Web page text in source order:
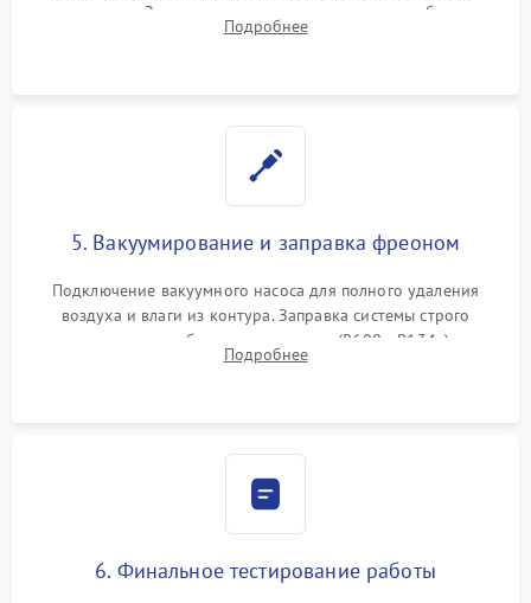
осушителя. Замена изношенных вентиляторов обдува,
сломанных заслонок или поврежденных дверных петель.
Подробнее
5. Вакуумирование и заправка фреоном
Подключение вакуумного насоса для полного удаления
воздуха и влаги из контура. Заправка системы строго
дозированным объемом хладагента (R600a, R134a) по
электронным весам. Контроль рабочего давления в системе.
Подробнее
6. Финальное тестирование работы